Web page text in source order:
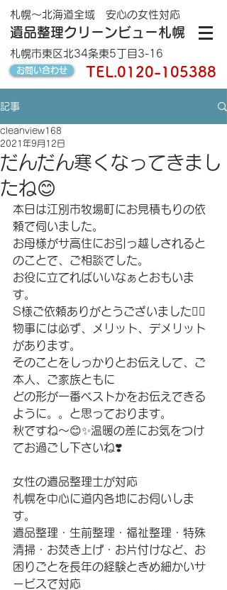
遺品整理クリーンビュー札幌
札幌～北海道全域 安心の女性対応
札幌市東区北34条東5丁目3-16
お問い合わせ TEL.0120-105388
記事
だんだん寒くなってきまし
たね😊
cleanview168
2021年9月12日
本日は江別市牧場町にお見積もりの依
頼で伺いました。
お母様がサ高住にお引っ越しされると
のことで、ご相談でした。
お役に立てればいいなぁとおもいま
す。
S様ご依頼ありがとうございました🙇‍♂️
物事には必ず、メリット、デメリット
があります。
そのことをしっかりとお伝えして、ご
本人、ご家族ともに
どの形が一番ベストかをお伝えできる
ように。。と思っております。
秋ですね〜😊✨温暖の差にお気をつけ
てお過ごし下さいね❣️
女性の遺品整理士が対応
札幌を中心に道内各地にお伺いしま
す。
遺品整理・生前整理・福祉整理・特殊
清掃・お焚き上げ・お片付けなど、お
困りごとを長年の経験ときめ細かいサ
ービスで対応